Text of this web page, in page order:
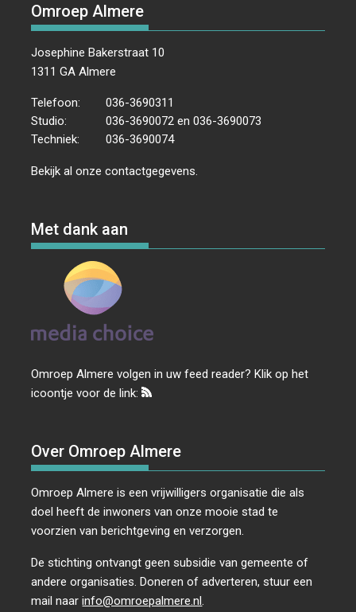
Omroep Almere
Josephine Bakerstraat 10
1311 GA Almere
Telefoon:
036-3690311
Studio:
036-3690072 en 036-3690073
Techniek:
036-3690074
Bekijk al onzecontactgegevens
Met dank aan
Omroep Almere volgen in uw feed reader? Klik op het
icoontje voor de link:
Over Omroep Almere
Omroep Almere is een vrijwilligers organisatie die als
doel heeft de inwoners van onze mooie stad te
voorzien van berichtgeving en verzorgen.
De stichting ontvangt geen subsidie van gemeente of
andere organisaties. Doneren of adverteren, stuur een
mail naarinfo@omroepalmere.nl.